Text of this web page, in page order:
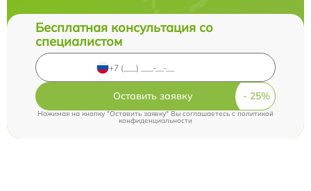
Бесплатная консультация со
специалистом
Оставить заявку
Нажимая на кнопку "Оставить заявку" Вы соглашаетесь cполитикой
конфиденциальности